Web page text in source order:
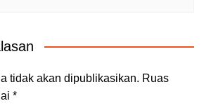
tidak akan dipublikasikan. Ruas
*